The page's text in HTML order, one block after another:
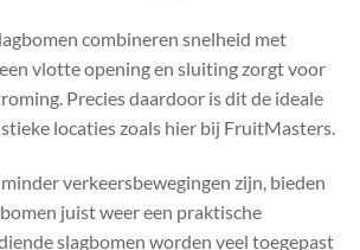
combineren snelheid met
vlotte opening en sluiting zorgt voor
Precies daardoor is dit de ideale
locaties zoals hier bij FruitMasters.
verkeersbewegingen zijn, bieden
juist weer een praktische
slagbomen worden veel toegepast